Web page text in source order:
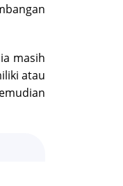
masih
atau